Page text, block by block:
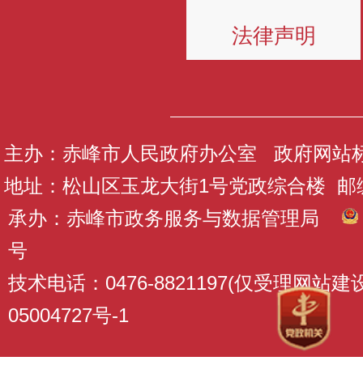
法律声明
主办：赤峰市人民政府办公室 政府网站
地址：松山区玉龙大街1号党政综合楼 邮
承办：赤峰市政务服务与数据管理局
号
技术电话：0476-8821197(仅受理网站建
05004727号-1